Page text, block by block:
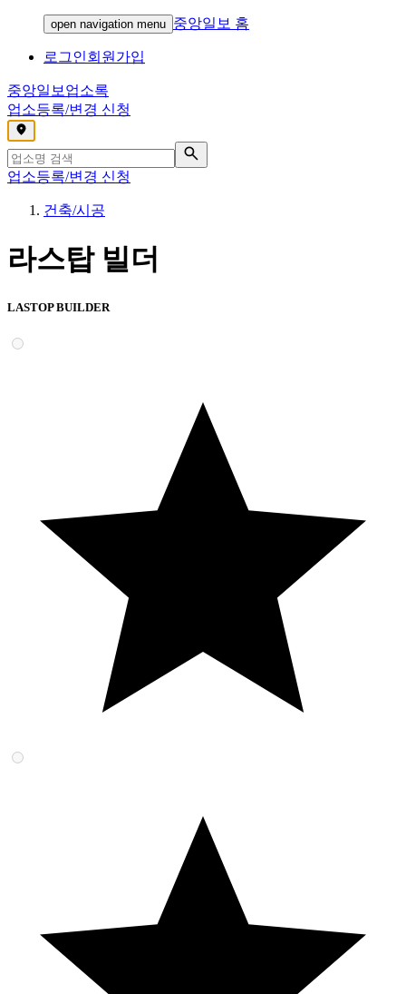
open navigation menu 중앙일보 홈
로그인회원가입
중앙일보 업소록
업소등록/변경 신청
,
업소등록/변경 신청
건축/시공
라스탑 빌더
LASTOP BUILDER